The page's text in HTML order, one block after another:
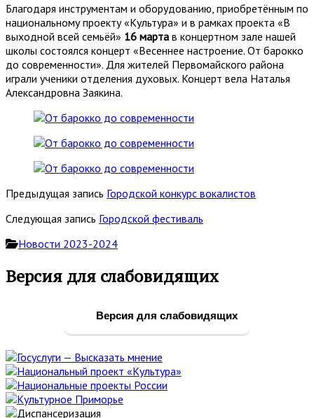
Благодаря инструментам и оборудованию, приобретённым по
национальному проекту «Культура» и в рамках проекта «В
выходной всей семьёй» 16 марта в концертном зале нашей
школы состоялся концерт «Весеннее настроение. От барокко
до современности». Для жителей Первомайского района
играли ученики отделения духовых. Концерт вела Наталья
Александровна Заякина.
Предыдущая запись Городской конкурс вокалистов
Следующая запись Городской фестиваль
Новости 2023-2024
Основная
Версия для слабовидящих
Версия для слабовидящих